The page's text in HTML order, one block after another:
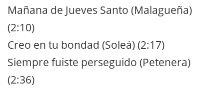
Mañana de Jueves Santo (Malagueña)
(2:10)
Creo en tu bondad (Soleá) (2:17)
Siempre fuiste perseguido (Petenera)
(2:36)